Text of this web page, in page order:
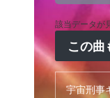
該当データが
この曲
宇宙刑事